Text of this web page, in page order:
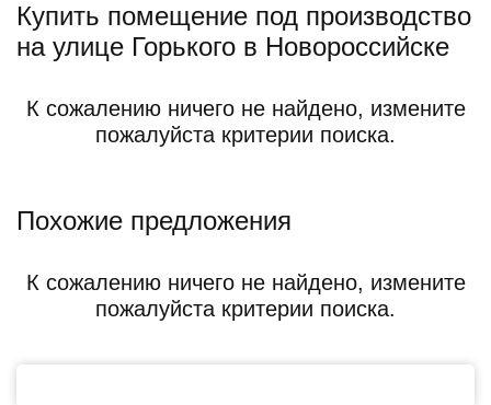
Купить помещение под производство
на улице Горького в Новороссийске
К сожалению ничего не найдено, измените
пожалуйста критерии поиска.
Похожие предложения
К сожалению ничего не найдено, измените
пожалуйста критерии поиска.